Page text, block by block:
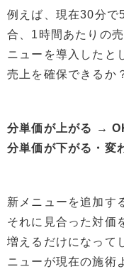
例えば、現在30分で
合、1時間あたりの
ニューを導入したと
売上を確保できるか
分単価が上がる →
分単価が下がる・変
新メニューを追加す
それに見合った対価
増えるだけになって
ニューが現在の施術